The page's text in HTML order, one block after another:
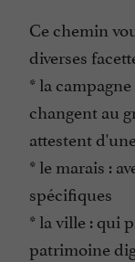
Ce chemin
diverses
* la
changent au
attestent
* le marais :
spécifiques
* la ville : qui
patrimoine